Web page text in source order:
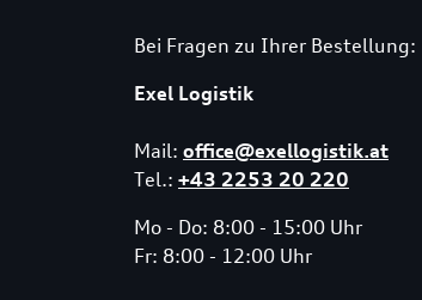
Bei Fragen zu Ihrer Bestellung:
Exel Logistik
Mail: office@exellogistik.at
Tel.: +43 2253 20 220
Mo - Do: 8:00 - 15:00 Uhr
Fr: 8:00 - 12:00 Uhr